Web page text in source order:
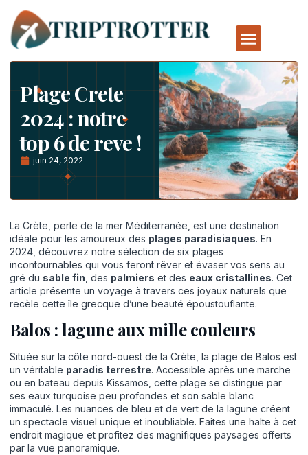
Plage Crete
2024 : notre
top 6 de reve !
juin 24, 2022
La Crète, perle de la mer Méditerranée, est une destination
idéale pour les amoureux des plages paradisiaques. En
2024, découvrez notre sélection de six plages
incontournables qui vous feront rêver et évaser vos sens au
gré du sable fin , des palmiers et des eaux cristallines. Cet
article présente un voyage à travers ces joyaux naturels que
recèle cette île grecque d’une beauté époustouflante.
Balos : lagune aux mille couleurs
Située sur la côte nord-ouest de la Crète, la plage de Balos est
un véritable paradis terrestre. Accessible après une marche
ou en bateau depuis Kissamos, cette plage se distingue par
ses eaux turquoise peu profondes et son sable blanc
immaculé. Les nuances de bleu et de vert de la lagune créent
un spectacle visuel unique et inoubliable. Faites une halte à cet
endroit magique et profitez des magnifiques paysages offerts
par la vue panoramique.